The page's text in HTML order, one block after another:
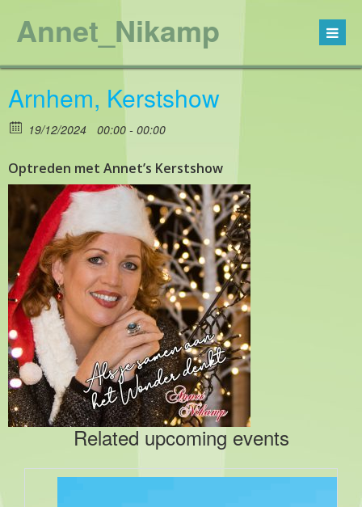
Annet_Nikamp
Arnhem, Kerstshow
19/12/2024 00:00 - 00:00
Optreden met Annet’s Kerstshow
Related upcoming events